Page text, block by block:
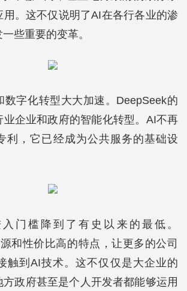
用。这不仅说明了AI在各行各业的渗
些重要的变革。
数字化转型大大加速。DeepSeek的
业企业和政府的智能化转型。AI不再
利，它已经成为公共服务的基础设
门槛降到了有史以来的最低。
和性价比高的特点，让更多的公司
触到AI技术。这不仅仅是大企业的
政府甚至是个人开发者都能够运用